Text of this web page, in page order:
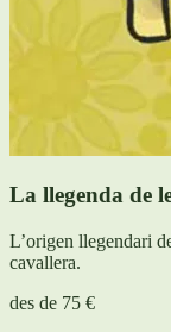
La llegenda de
L’origen llegendari
cavallera.
des de 75 €